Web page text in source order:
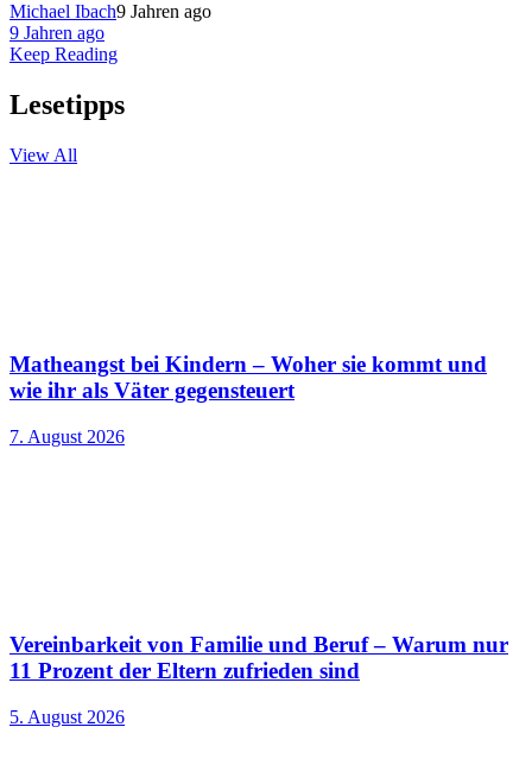
Michael Ibach9 Jahren ago
9 Jahren ago
Keep Reading
Lesetipps
View All
Matheangst bei Kindern – Woher sie kommt und
wie ihr als Väter gegensteuert
7. August 2026
Vereinbarkeit von Familie und Beruf – Warum nur
11 Prozent der Eltern zufrieden sind
5. August 2026